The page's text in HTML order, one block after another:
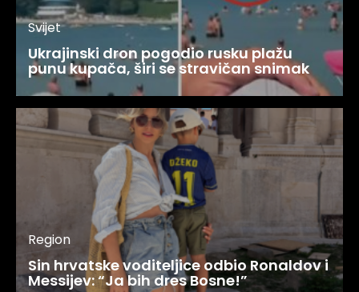
Svijet
Ukrajinski dron pogodio rusku plažu
punu kupača, širi se stravičan snimak
Region
Sin hrvatske voditeljice odbio Ronaldov i
Messijev: “Ja bih dres Bosne!”